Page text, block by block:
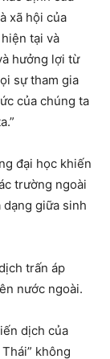
xã hội của
tại và
hưởng lợi từ
sự tham gia
của chúng ta
đại học khiến
trường ngoài
giữa sinh
trấn áp
nước ngoài.
dịch của
không